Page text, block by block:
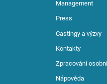
Management
Press
Castingy a výzvy
Kontakty
Zpracování
Nápověda